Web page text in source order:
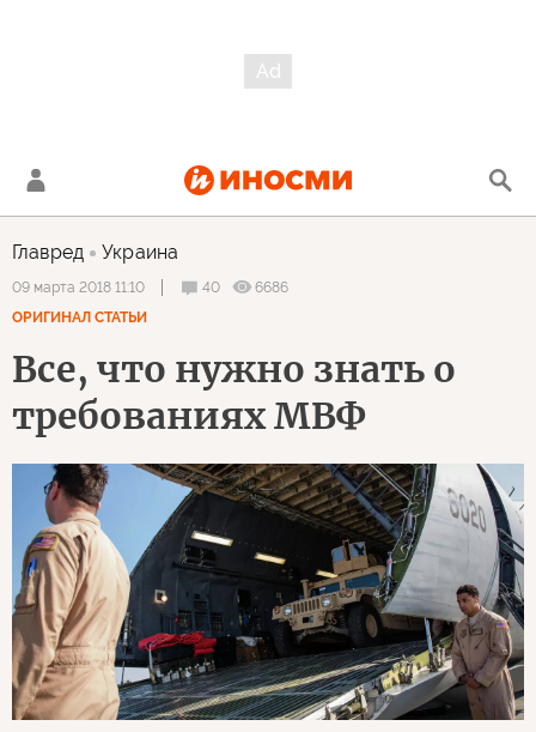
Главред Украина
09 марта 2018 11:10 40
6686
ОРИГИНАЛ СТАТЬИ
Все, что нужно знать о
требованиях МВФ